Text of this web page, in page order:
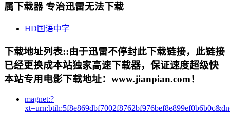
属下载器 专治迅雷无法下载
HD国语中字
下载地址列表::由于迅雷不停封此下载链接，此链接
已经更换成本站独家高速下载器，保证速度超级快
本站专用电影下载地址：www.jianpian.com！
magnet:?